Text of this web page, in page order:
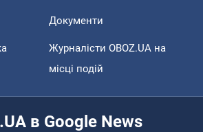
Документи
Журналісти OBOZ.UA на
місці подій
в Google News